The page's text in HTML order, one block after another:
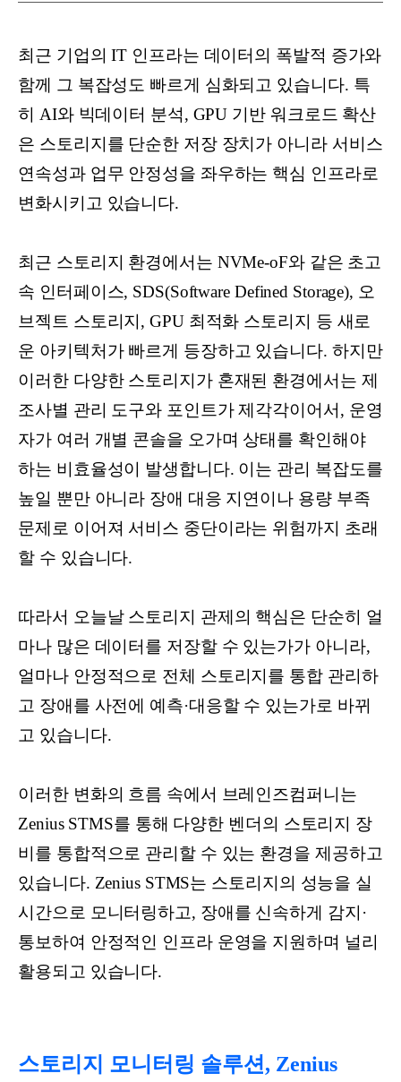
최근 기업의 IT 인프라는 데이터의 폭발적 증가와
함께 그 복잡성도 빠르게 심화되고 있습니다. 특
히 AI와 빅데이터 분석, GPU 기반 워크로드 확산
은 스토리지를 단순한 저장 장치가 아니라 서비스
연속성과 업무 안정성을 좌우하는 핵심 인프라로
변화시키고 있습니다.
최근 스토리지 환경에서는 NVMe-oF와 같은 초고
속 인터페이스, SDS(Software Defined Storage), 오
브젝트 스토리지, GPU 최적화 스토리지 등 새로
운 아키텍처가 빠르게 등장하고 있습니다. 하지만
이러한 다양한 스토리지가 혼재된 환경에서는 제
조사별 관리 도구와 포인트가 제각각이어서, 운영
자가 여러 개별 콘솔을 오가며 상태를 확인해야
하는 비효율성이 발생합니다. 이는 관리 복잡도를
높일 뿐만 아니라 장애 대응 지연이나 용량 부족
문제로 이어져 서비스 중단이라는 위험까지 초래
할 수 있습니다.
따라서 오늘날 스토리지 관제의 핵심은 단순히 얼
마나 많은 데이터를 저장할 수 있는가가 아니라,
얼마나 안정적으로 전체 스토리지를 통합 관리하
고 장애를 사전에 예측·대응할 수 있는가로 바뀌
고 있습니다.
이러한 변화의 흐름 속에서 브레인즈컴퍼니는
Zenius STMS를 통해 다양한 벤더의 스토리지 장
비를 통합적으로 관리할 수 있는 환경을 제공하고
있습니다. Zenius STMS는 스토리지의 성능을 실
시간으로 모니터링하고, 장애를 신속하게 감지·
통보하여 안정적인 인프라 운영을 지원하며 널리
활용되고 있습니다.
스토리지 모니터링 솔루션, Zenius